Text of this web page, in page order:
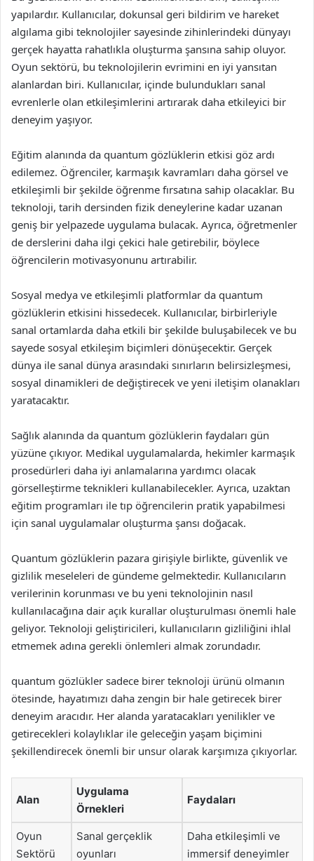
yapılardır. Kullanıcılar, dokunsal geri bildirim ve hareket
algılama gibi teknolojiler sayesinde zihinlerindeki dünyayı
gerçek hayatta rahatlıkla oluşturma şansına sahip oluyor.
Oyun sektörü, bu teknolojilerin evrimini en iyi yansıtan
alanlardan biri. Kullanıcılar, içinde bulundukları sanal
evrenlerle olan etkileşimlerini artırarak daha etkileyici bir
deneyim yaşıyor.
Eğitim alanında da quantum gözlüklerin etkisi göz ardı
edilemez. Öğrenciler, karmaşık kavramları daha görsel ve
etkileşimli bir şekilde öğrenme fırsatına sahip olacaklar. Bu
teknoloji, tarih dersinden fizik deneylerine kadar uzanan
geniş bir yelpazede uygulama bulacak. Ayrıca, öğretmenler
de derslerini daha ilgi çekici hale getirebilir, böylece
öğrencilerin motivasyonunu artırabilir.
Sosyal medya ve etkileşimli platformlar da quantum
gözlüklerin etkisini hissedecek. Kullanıcılar, birbirleriyle
sanal ortamlarda daha etkili bir şekilde buluşabilecek ve bu
sayede sosyal etkileşim biçimleri dönüşecektir. Gerçek
dünya ile sanal dünya arasındaki sınırların belirsizleşmesi,
sosyal dinamikleri de değiştirecek ve yeni iletişim olanakları
yaratacaktır.
Sağlık alanında da quantum gözlüklerin faydaları gün
yüzüne çıkıyor. Medikal uygulamalarda, hekimler karmaşık
prosedürleri daha iyi anlamalarına yardımcı olacak
görselleştirme teknikleri kullanabilecekler. Ayrıca, uzaktan
eğitim programları ile tıp öğrencilerin pratik yapabilmesi
için sanal uygulamalar oluşturma şansı doğacak.
Quantum gözlüklerin pazara girişiyle birlikte, güvenlik ve
gizlilik meseleleri de gündeme gelmektedir. Kullanıcıların
verilerinin korunması ve bu yeni teknolojinin nasıl
kullanılacağına dair açık kurallar oluşturulması önemli hale
geliyor. Teknoloji geliştiricileri, kullanıcıların gizliliğini ihlal
etmemek adına gerekli önlemleri almak zorundadır.
quantum gözlükler sadece birer teknoloji ürünü olmanın
ötesinde, hayatımızı daha zengin bir hale getirecek birer
deneyim aracıdır. Her alanda yaratacakları yenilikler ve
getirecekleri kolaylıklar ile geleceğin yaşam biçimini
şekillendirecek önemli bir unsur olarak karşımıza çıkıyorlar.
Alan
Uygulama
Örnekleri
Faydaları
Oyun
Sektörü
Sanal gerçeklik
oyunları
Daha etkileşimli ve
immersif deneyimler